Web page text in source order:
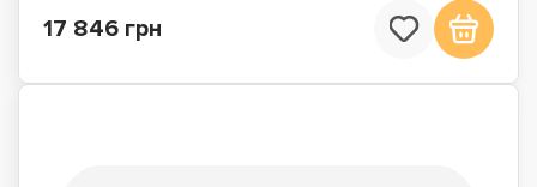
17 846 грн